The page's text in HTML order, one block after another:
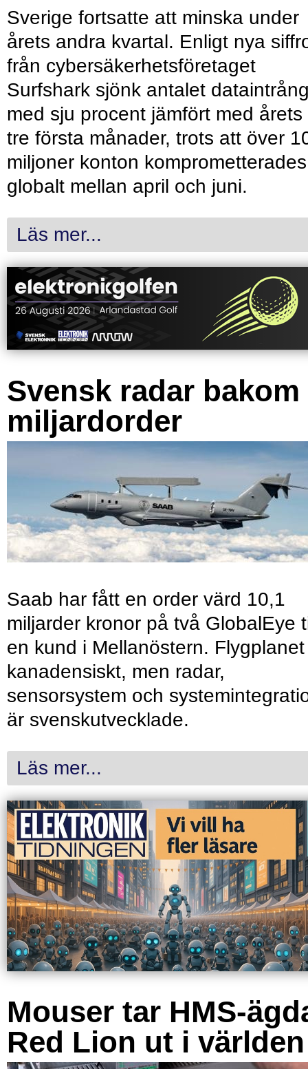
Sverige fortsatte att minska under
årets andra kvartal. Enligt nya
från cybersäkerhetsföretaget
Surfshark sjönk antalet
med sju procent jämfört med årets
tre första månader, trots att över
miljoner konton komprometterades
globalt mellan april och juni.
Läs mer...
Svensk radar bakom
miljardorder
Saab har fått en order värd 10,1
miljarder kronor på två GlobalEye
en kund i Mellanöstern.
kanadensiskt, men radar,
sensorsystem och
är svenskutvecklade.
Läs mer...
Mouser tar HMS-
Red Lion ut i världen